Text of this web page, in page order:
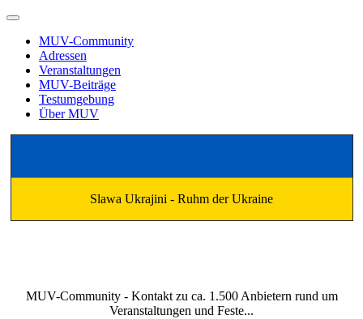
MUV-Community
Adressen
Veranstaltungen
MUV-Beiträge
Testumgebung
Über MUV
Slawa Ukrajini - Ruhm der Ukraine
MUV-Community - Kontakt zu ca. 1.500 Anbietern rund um
Veranstaltungen und Feste...